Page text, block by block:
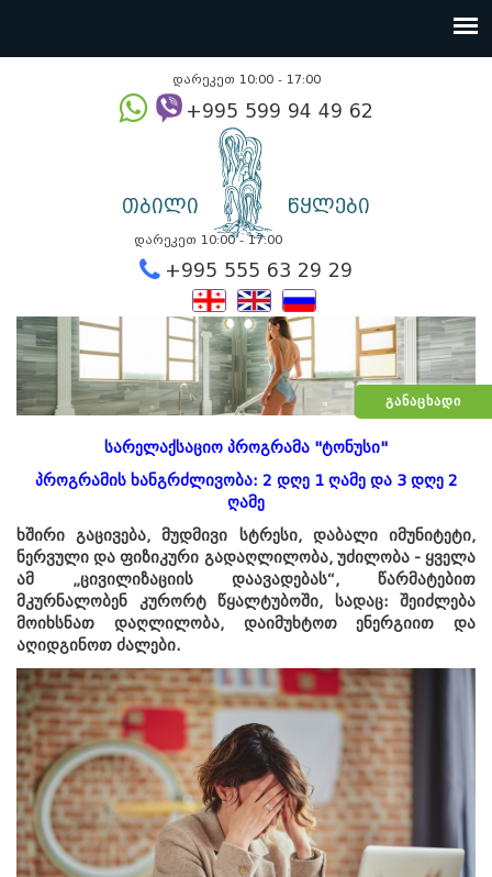
ᲒᲐᲜᲐᲪᲮᲐᲓᲘ
დარეკეთ 10:00 - 17:00
თბილი წყლები
დარეკეთ 10:00 - 17:00
+995 555 63 29
სარელაქსაციო პროგრამა "ტონუსი"
პროგრამის ხანგრძლივობა: 2 დღე 1 ღამე და 3 დღე 2
ღამე
ხშირი გაცივება, მუდმივი სტრესი, დაბალი იმუნიტეტი,
ნერვული და ფიზიკური გადაღლილობა, უძილობა - ყველა
ამ „ცივილიზაციის დაავადებას“, წარმატებით
მკურნალობენ კურორტ წყალტუბოში, სადაც: შეიძლება
მოიხსნათ დაღლილობა, დაიმუხტოთ ენერგიით და
აღიდგინოთ ძალები.